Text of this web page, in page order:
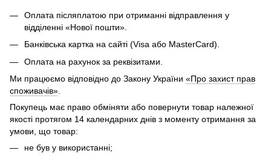
Оплата післяплатою при отриманні відправлення у
відділенні «Нової пошти».
Банківська картка на сайті (Visa або MasterCard).
Оплата на рахунок за реквізитами.
Ми працюємо відповідно до Закону України «Про захист прав
споживачів»
Покупець має право обміняти або повернути товар належної
якості протягом 14 календарних днів з моменту отримання за
умови, що товар:
не був у використанні;